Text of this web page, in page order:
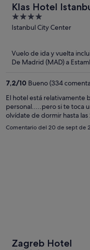
Klas Hotel
4
out
Istanbul City Center
Vuelo de ida y vuelta
De Madrid (MAD) a
7,2/10 Bueno (334
El hotel está relativamente
personal.....pero si te toca
olvídate de dormir hasta
ruido, fiesta en los bares
Comentario del 20 de sept de
Zagreb Hotel